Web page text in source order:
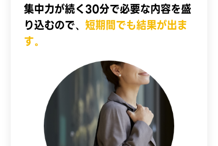
集中力が続く30分で必要な内容を盛
り込むので、短期間でも結果が出ま
す。